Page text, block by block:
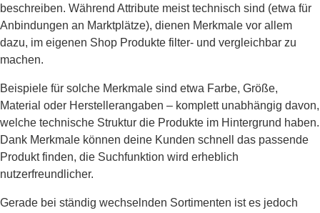
beschreiben. Während Attribute meist technisch sind (etwa für
Anbindungen an Marktplätze), dienen Merkmale vor allem
dazu, im eigenen Shop Produkte filter- und vergleichbar zu
machen.
Beispiele für solche Merkmale sind etwa Farbe, Größe,
Material oder Herstellerangaben – komplett unabhängig davon,
welche technische Struktur die Produkte im Hintergrund haben.
Dank Merkmale können deine Kunden schnell das passende
Produkt finden, die Suchfunktion wird erheblich
nutzerfreundlicher.
Gerade bei ständig wechselnden Sortimenten ist es jedoch